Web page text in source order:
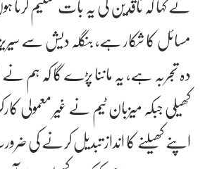
مسائل کا شکار ہے، بنگلہ دیش سے سیریز
دہ تجربہ ہے، یہ ماننا پڑے گا کہ ہم
کھیلی جبکہ میزبان ٹیم نے غیر معمولی
اپنے کھیلنے کا انداز تبدیل کرنے